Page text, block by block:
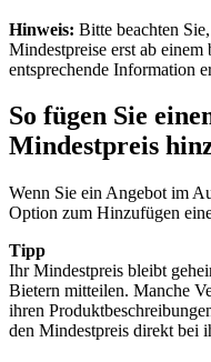
Hinweis: Bitte beachten
Mindestpreise erst ab
entsprechende Information
So fügen Sie
Mindestpreis
Wenn Sie ein Angebot im
Option zum Hinzufügen
Tipp
Ihr Mindestpreis bleibt
Bietern mitteilen. Manche
ihren
den Mindestpreis direkt bei